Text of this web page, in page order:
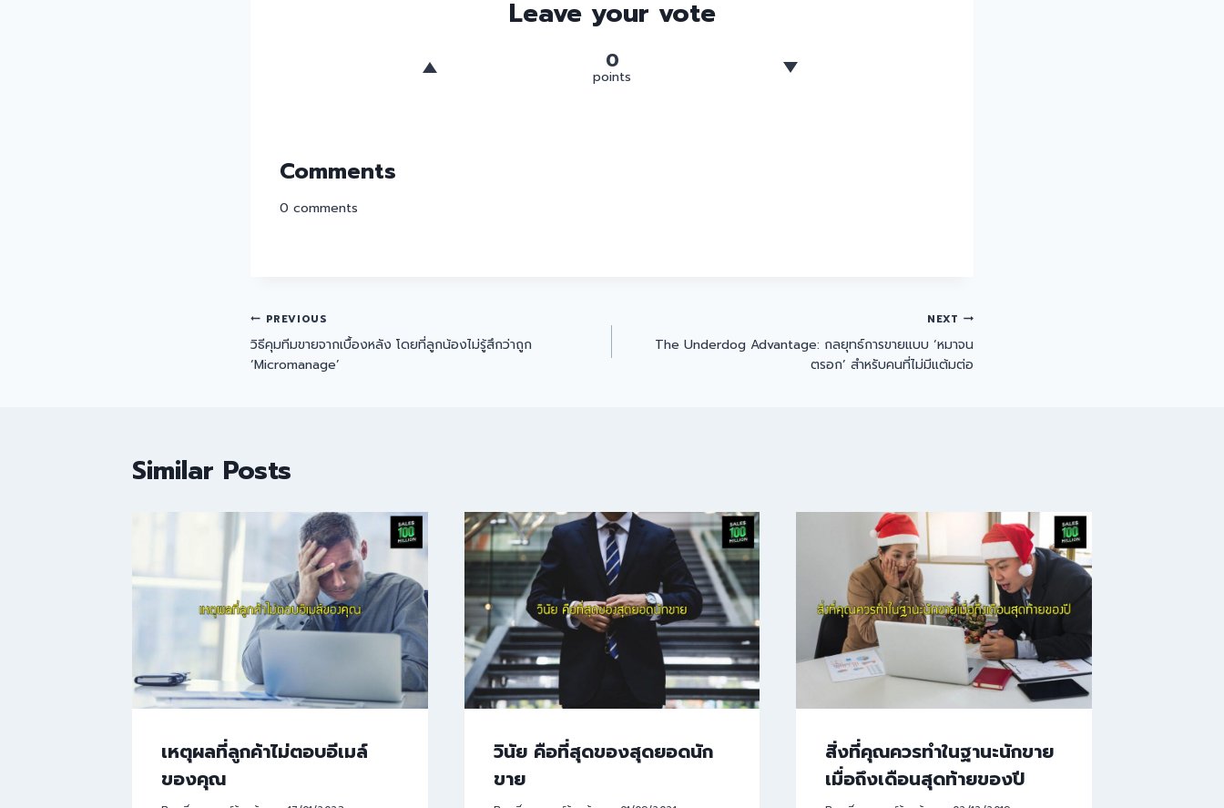
Leave your vote
0
points
Comments
0 comments
PREVIOUS
วิธีคุมทีมขายจากเบื้องหลัง โดยที่ลูกน้องไม่รู้สึกว่าถูก
‘Micromanage’
NEXT
The Underdog Advantage: กลยุทธ์การขายแบบ ‘หมาจน
ตรอก’ สำหรับคนที่ไม่มีแต้มต่อ
Similar Posts
เหตุผลที่ลูกค้าไม่ตอบอีเมล์
ของคุณ
วินัย คือที่สุดของสุดยอดนัก
ขาย
สิ่งที่คุณควรทำในฐานะนักขาย
เมื่อถึงเดือนสุดท้ายของปี